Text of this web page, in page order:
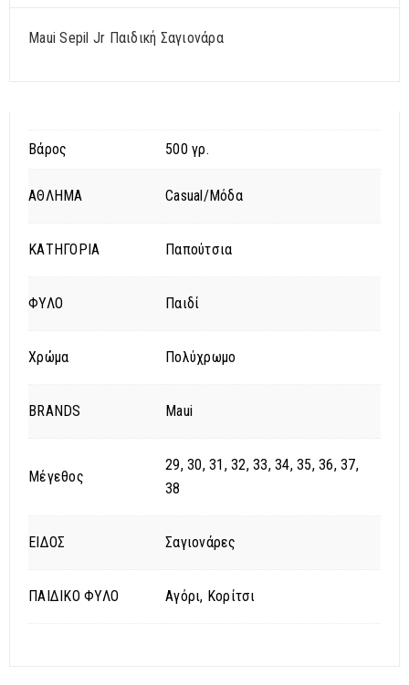
Maui Sepil Jr Παιδική Σαγιονάρα
Βάρος 500 γρ.
ΑΘΛΗΜΑ Casual/Μόδα
ΚΑΤΗΓΟΡΙΑ Παπούτσια
ΦΥΛΟ Παιδί
Χρώμα Πολύχρωμο
BRANDS Maui
Μέγεθος
29, 30, 31, 32, 33, 34, 35, 36, 37,
38
ΕΙΔΟΣ Σαγιονάρες
ΠΑΙΔΙΚΟ ΦΥΛΟ Αγόρι, Κορίτσι